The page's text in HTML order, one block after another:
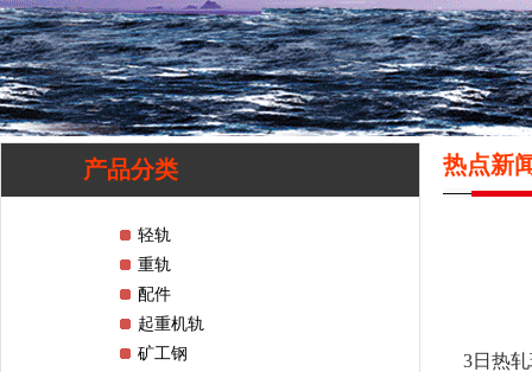
产品分类
轻轨
重轨
配件
起重机轨
矿工钢
热点
3日热轧